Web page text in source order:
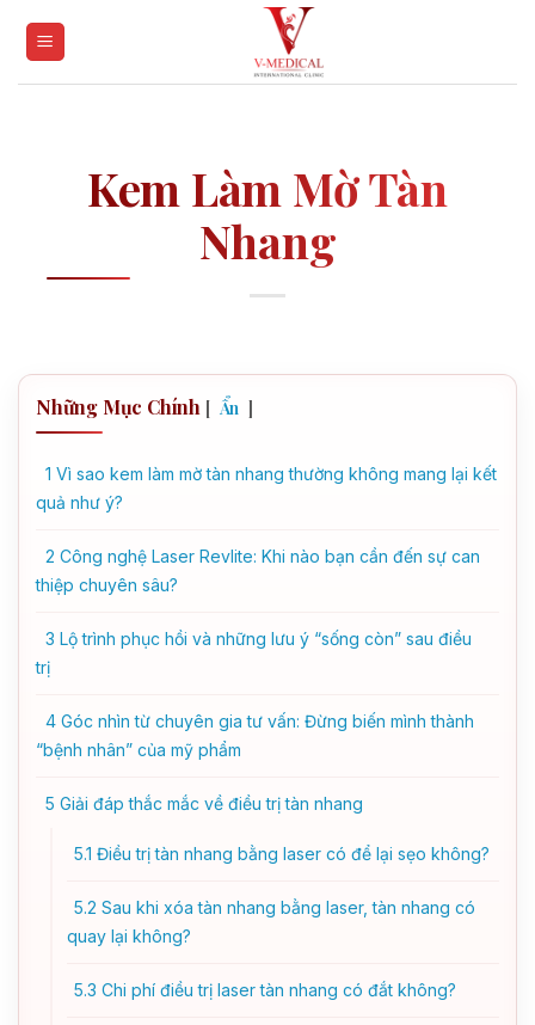
Kem Làm Mờ Tàn
Nhang
Những Mục Chính [ Ẩn ]
1 Vì sao kem làm mờ tàn nhang thường không mang lại kết
quả như ý?
2 Công nghệ Laser Revlite: Khi nào bạn cần đến sự can
thiệp chuyên sâu?
3 Lộ trình phục hồi và những lưu ý “sống còn” sau điều
trị
4 Góc nhìn từ chuyên gia tư vấn: Đừng biến mình thành
“bệnh nhân” của mỹ phẩm
5 Giải đáp thắc mắc về điều trị tàn nhang
5.1 Điều trị tàn nhang bằng laser có để lại sẹo không?
5.2 Sau khi xóa tàn nhang bằng laser, tàn nhang có
quay lại không?
5.3 Chi phí điều trị laser tàn nhang có đắt không?